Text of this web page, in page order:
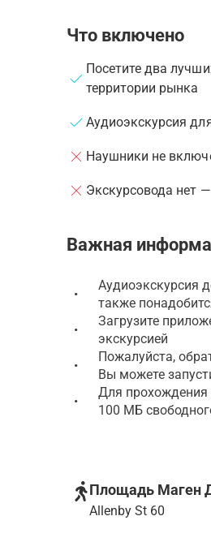
Что включено
Посетите два
территории рынка
Аудиоэкскурсия
Наушники не
Экскурсовода нет
Важная
•
Аудиоэкскурсия
также
•
Загрузите
экскурсией
•
Пожалуйста,
Вы можете
•
Для прохождения
100 МБ
Площадь Маген
Allenby St 60